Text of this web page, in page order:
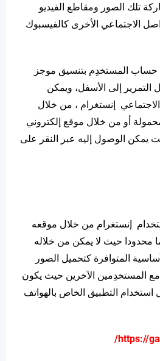
تلك الصور ومقاطع الفيديو
الاجتماعي الأخرى كالفيسبوك
المستخدِم بتنسيق موجز
إلى الأسفل، ويمكن
إنستغرام ، من خلال
أو من خلال موقع إلكتروني
يمكن الوصول إليه عبر النقر على
إنستغرام من خلال موقعه
محدودا حيث لا يمكن من خلاله
المتوافرة كتحميل الصور
مع المستخدِمين الآخرين حيث يكون
التطبيق الخاص بالهواتف
https://